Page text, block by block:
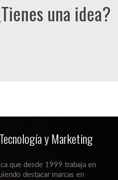
una idea?
y Marketing
que desde 1999 trabaja en
destacar marcas en